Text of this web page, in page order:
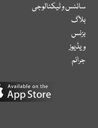
سائنس و ٹیکنالوجی
بلاگ
بزنس
ویڈیوز
جرائم